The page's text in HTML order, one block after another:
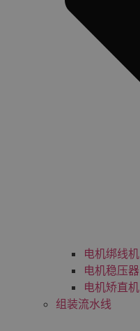
电机绑线机
电机稳压器
电机矫直机
组装流水线